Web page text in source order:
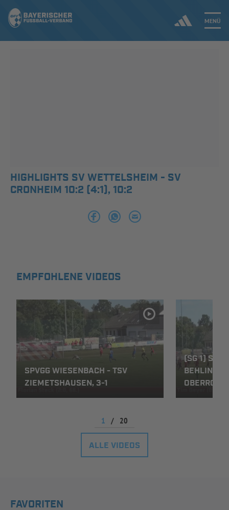
MENÜ
AUSBILDUNG & FÖRDERUNG
HIGHLIGHTS SV WETTELSHEIM - SV
CRONHEIM 10:2 (4:1), 10:2
EMPFOHLENE VIDEOS
SPVGG WIESENBACH - TSV
ZIEMETSHAUSEN, 3-1
(SG 1)
1 / 20
ALLE VIDEOS
FAVORITEN